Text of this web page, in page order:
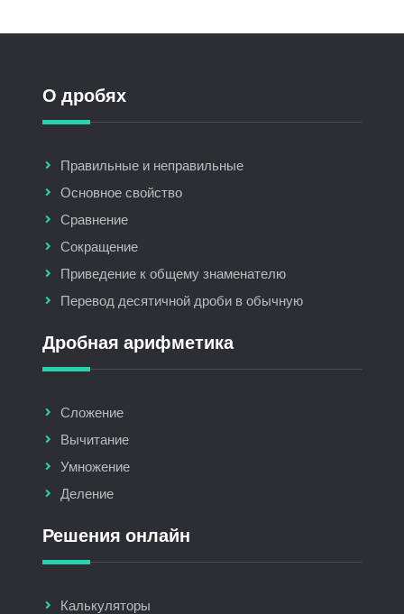
О дробях
Правильные и неправильные
Основное свойство
Сравнение
Сокращение
Приведение к общему знаменателю
Перевод десятичной дроби в обычную
Дробная арифметика
Сложение
Вычитание
Умножение
Деление
Решения онлайн
Калькуляторы